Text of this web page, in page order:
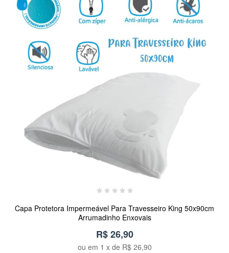
Capa Protetora Impermeável Para Travesseiro King 50x90cm
Arrumadinho Enxovais
R$ 26,90
ou em 1 x de R$ 26,90